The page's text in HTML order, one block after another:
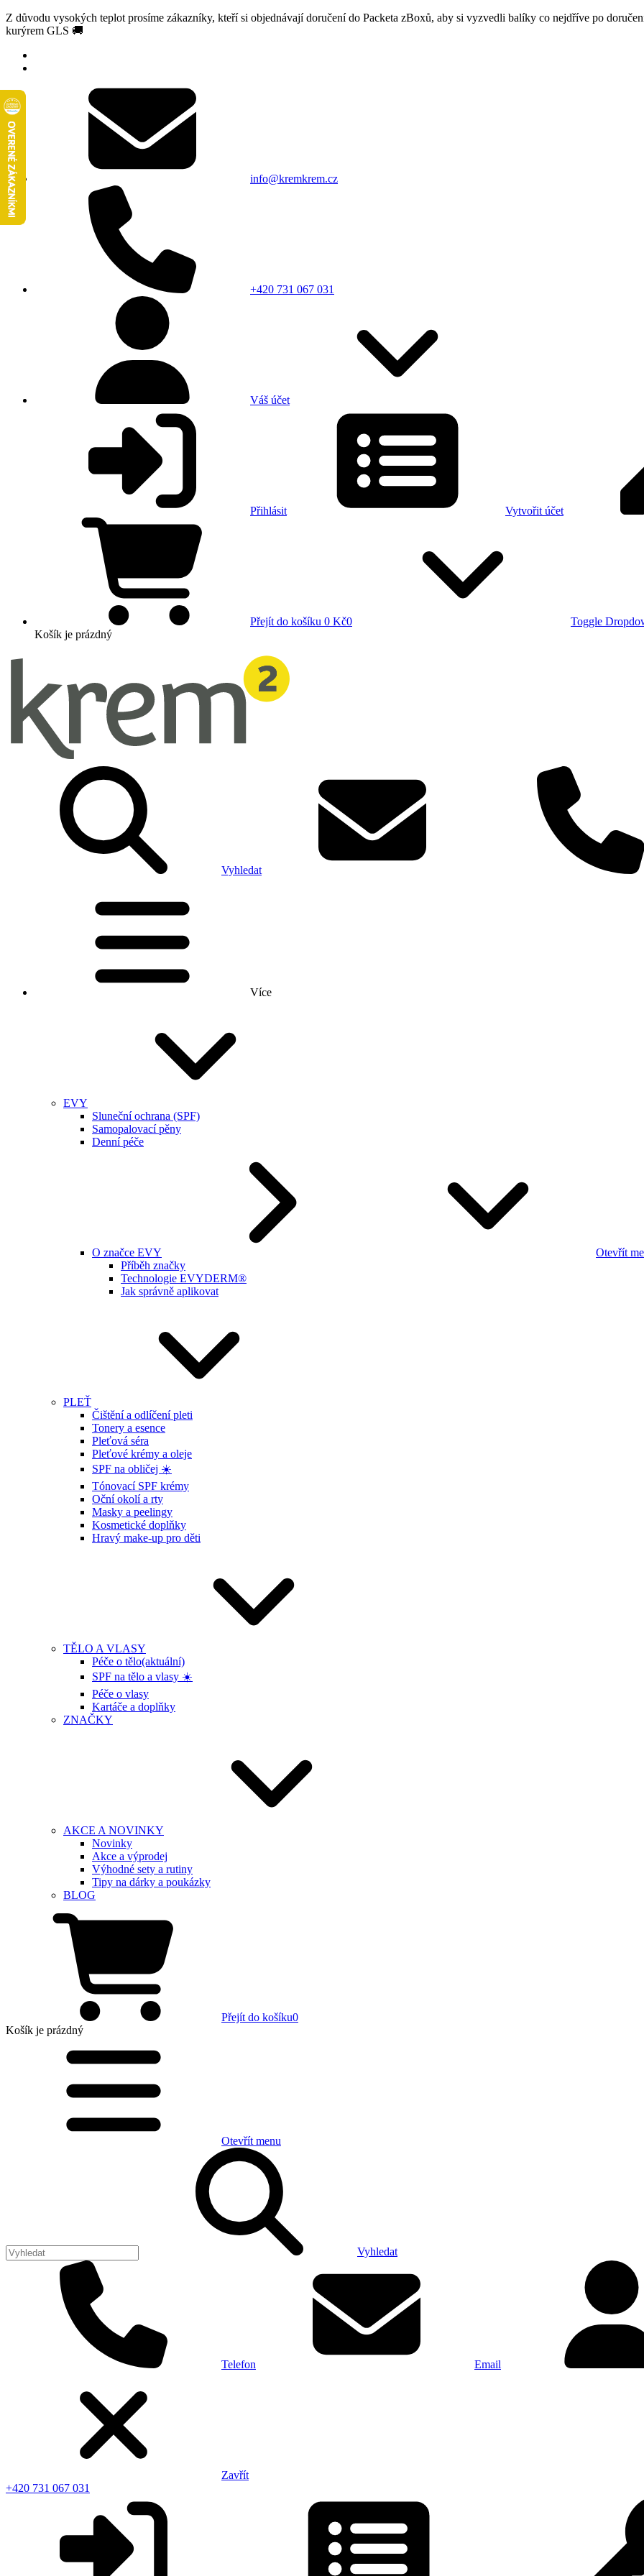
Z důvodu vysokých teplot prosíme zákazníky, kteří si objednávají doručení do Packeta zBoxů, aby si vyzvedli balíky co nejdříve po
kurýrem GLS 🚚
info@kremkrem.cz
+420 731 067 031
Váš účet
Přihlásit Vytvořit účet
Přejít do košíku 0 Kč0
Toggle
Košík je prázdný
Vyhledat
Více
EVY
Sluneční ochrana (SPF)
Samopalovací pěny
Denní péče
O značce EVY
Otevřít
Příběh značky
Technologie EVYDERM®
Jak správně aplikovat
PLEŤ
Čištění a odlíčení pleti
Tonery a esence
Pleťová séra
Pleťové krémy a oleje
SPF na obličej ☀️
Tónovací SPF krémy
Oční okolí a rty
Masky a peelingy
Kosmetické doplňky
Hravý make-up pro děti
TĚLO A VLASY
Péče o tělo(aktuální)
SPF na tělo a vlasy ☀️
Péče o vlasy
Kartáče a doplňky
ZNAČKY
AKCE A NOVINKY
Novinky
Akce a výprodej
Výhodné sety a rutiny
Tipy na dárky a poukázky
BLOG
Přejít do košíku0
Košík je prázdný
Otevřít menu
Vyhledat
Telefon Email
Zavřít
+420 731 067 031